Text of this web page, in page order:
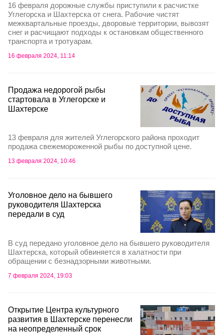
16 февраля дорожные службы приступили к расчистке
Углегорска и Шахтерска от снега. Рабочие чистят
межквартальные проезды, дворовые территории, вывозят
снег и расчищают подходы к остановкам общественного
транспорта и тротуарам.
16 февраля 2024, 11:14
Продажа недорогой рыбы
стартовала в Углегорске и
Шахтерске
13 февраля для жителей Углегорского района проходит
продажа свежемороженной рыбы по доступной цене.
13 февраля 2024, 10:46
Уголовное дело на бывшего
руководителя Шахтерска
передали в суд
В суд передано уголовное дело на бывшего руководителя
Шахтерска, который обвиняется в халатности при
обращении с безнадзорными животными.
7 февраля 2024, 19:03
Открытие Центра культурного
развития в Шахтерске перенесли
на неопределенный срок